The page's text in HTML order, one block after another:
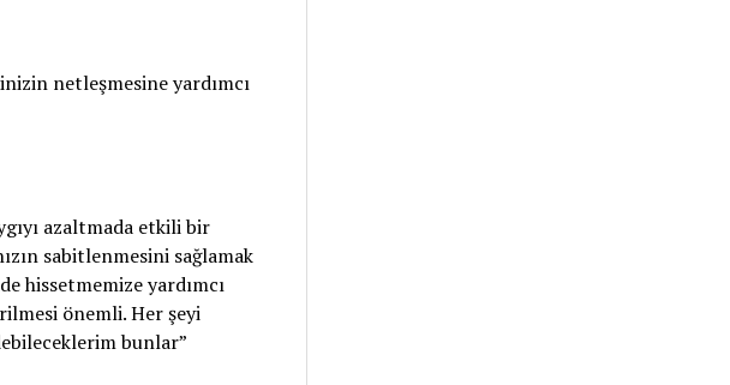
netleşmesine yardımcı
azaltmada etkili bir
sabitlenmesini sağlamak
hissetmemize yardımcı
önemli. Her şeyi
bunlar”